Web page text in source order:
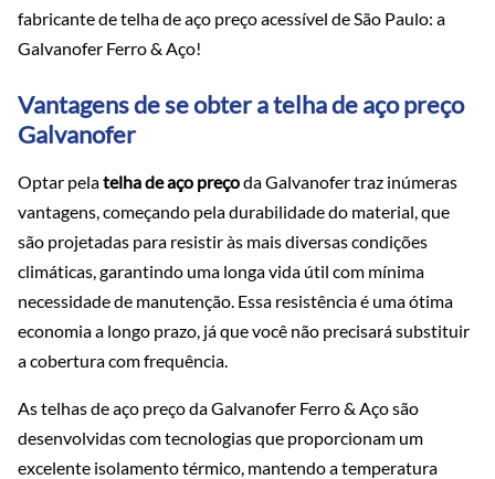
fabricante de telha de aço preço acessível de São Paulo: a
Galvanofer Ferro & Aço!
Vantagens de se obter a telha de aço preço
Galvanofer
Optar pelatelha de aço preçoda Galvanofer traz inúmeras
vantagens, começando pela durabilidade do material, que
são projetadas para resistir às mais diversas condições
climáticas, garantindo uma longa vida útil com mínima
necessidade de manutenção. Essa resistência é uma ótima
economia a longo prazo, já que você não precisará substituir
a cobertura com frequência.
As telhas de aço preço da Galvanofer Ferro & Aço são
desenvolvidas com tecnologias que proporcionam um
excelente isolamento térmico, mantendo a temperatura